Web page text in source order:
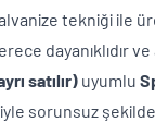
tekniği ile
dayanıklıdır ve
satılır) uyumlu
sorunsuz